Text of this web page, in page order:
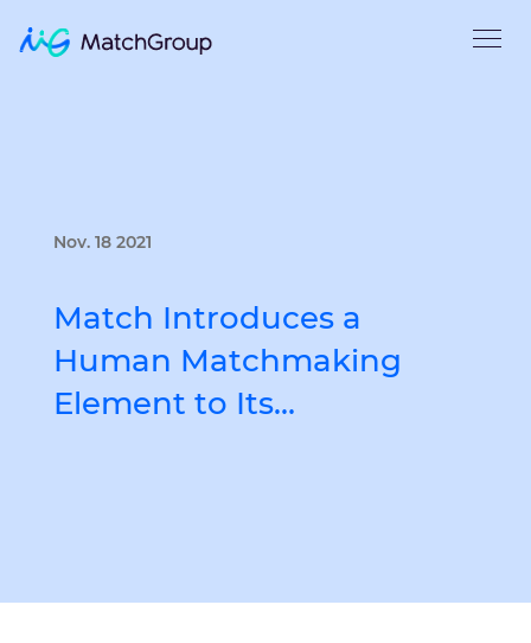
Nov. 18 2021
Match Introduces a
Human Matchmaking
Element to Its…